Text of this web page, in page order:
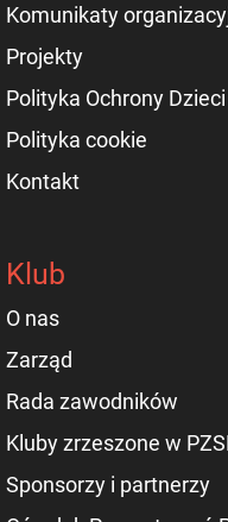
Komunikaty
Projekty
Polityka Ochrony Dzieci
Polityka cookie
Kontakt
Klub
O nas
Zarząd
Rada zawodników
Kluby zrzeszone w
Sponsorzy i partnerzy